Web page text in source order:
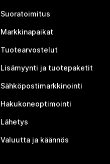
Suoratoimitus
Markkinapaikat
Tuotearvostelut
Lisämyynti ja tuotepaketit
Sähköpostimarkkinointi
Hakukoneoptimointi
Lähetys
Valuutta ja käännös